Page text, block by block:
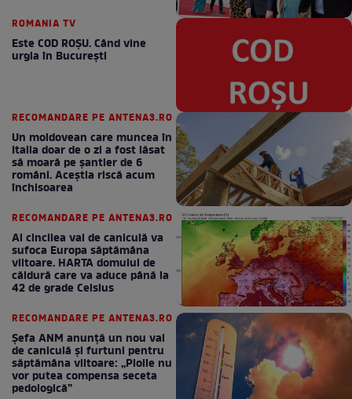
ROMANIA TV
Este COD ROŞU. Când vine
urgia în Bucureşti
RECOMANDARE PE ANTENA3.RO
Un moldovean care muncea în
Italia doar de o zi a fost lăsat
să moară pe şantier de 6
români. Aceștia riscă acum
închisoarea
RECOMANDARE PE ANTENA3.RO
Al cincilea val de caniculă va
sufoca Europa săptămâna
viitoare. HARTA domului de
căldură care va aduce până la
42 de grade Celsius
RECOMANDARE PE ANTENA3.RO
Șefa ANM anunță un nou val
de caniculă și furtuni pentru
săptămâna viitoare: „Ploile nu
vor putea compensa seceta
pedologică”